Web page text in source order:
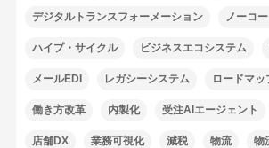
デジタルトランスフォーメーション ノーコ
ハイプ・サイクル ビジネスエコシステム
メールEDI レガシーシステム ロードマッ
働き方改革 内製化 受注AIエージェント
店舗DX 業務可視化 減税 物流 物